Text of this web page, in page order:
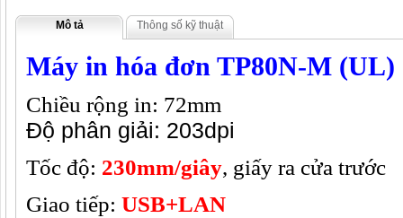
Mô tả Thông số kỹ thuật
Máy in hóa đơn TP80N-M (UL)
Chiều rộng in: 72mm
Độ phân giải: 203dpi
Tốc độ: 230mm/giây, giấy ra cửa trước
Giao tiếp: USB+LAN